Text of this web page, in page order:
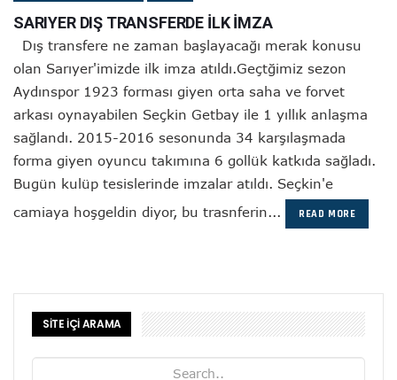
SARIYER DIŞ TRANSFERDE İLK İMZA
Dış transfere ne zaman başlayacağı merak konusu
olan Sarıyer'imizde ilk imza atıldı.Geçtğimiz sezon
Aydınspor 1923 forması giyen orta saha ve forvet
arkası oynayabilen Seçkin Getbay ile 1 yıllık anlaşma
sağlandı. 2015-2016 sesonunda 34 karşılaşmada
forma giyen oyuncu takımına 6 gollük katkıda sağladı.
Bugün kulüp tesislerinde imzalar atıldı. Seçkin'e
camiaya hoşgeldin diyor, bu trasnferin...
READ MORE
SİTE İÇİ ARAMA